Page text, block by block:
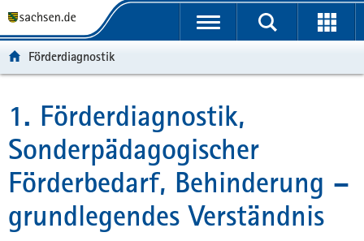
t
b
e
r
r
e
t
a
v
i
a
t
p
h
a
l
t
B
e
r
i
c
Förderdiagnostik
Hauptinhalt
1. Förderdiagnostik,
Sonderpädagogischer
Förderbedarf, Behinderung –
grundlegendes Verständnis